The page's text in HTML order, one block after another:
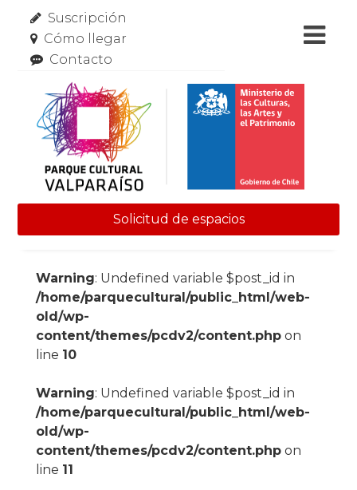
Suscripción
Cómo llegar
Contacto
Solicitud de espacios
Warning: Undefined variable $post_id in
/home/parquecultural/public_html/web-
old/wp-
content/themes/pcdv2/content.phpon
line 10
Warning: Undefined variable $post_id in
/home/parquecultural/public_html/web-
old/wp-
content/themes/pcdv2/content.phpon
line 11